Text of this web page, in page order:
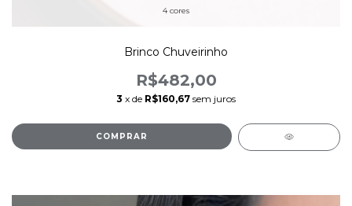
4 cores
Brinco Chuveirinho
R$482,00
3 x de R$160,67 sem juros
COMPRAR